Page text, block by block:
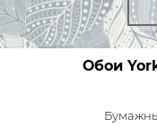
Обои